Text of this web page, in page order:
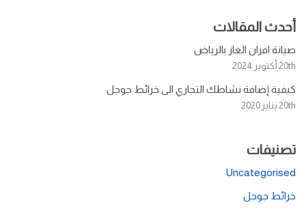
أحدث المقالات
صيانة افران الغاز بالرياض
20th أكتوبر 2024
كيفية إضافة نشاطك التجاري الى خرائط جوجل
20th يناير 2020
تصنيفات
Uncategorised
خرائط جوجل